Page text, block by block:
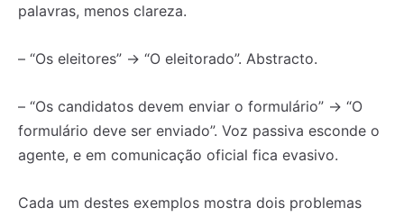
palavras, menos clareza.
– “Os eleitores” → “O eleitorado”. Abstracto.
– “Os candidatos devem enviar o formulário” → “O
formulário deve ser enviado”. Voz passiva esconde o
agente, e em comunicação oficial fica evasivo.
Cada um destes exemplos mostra dois problemas